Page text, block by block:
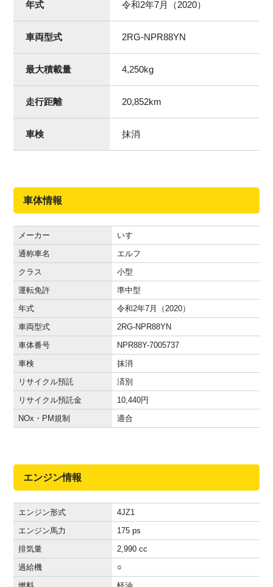
年式 令和2年7月（2020）
車両型式 2RG-NPR88YN
最大積載量 4,250kg
走行距離 20,852km
車検 抹消
車体情報
メーカー
いすゞ
通称車名
エルフ
クラス
小型
運転免許
準中型
年式
令和2年7月（2020）
車両型式
2RG-NPR88YN
車体番号
NPR88Y-7005737
車検
抹消
リサイクル預託
済別
リサイクル預託金
10,440円
NOx・PM規制
適合
エンジン情報
エンジン形式
4JZ1
エンジン馬力
175 ps
排気量
2,990 cc
過給機
○